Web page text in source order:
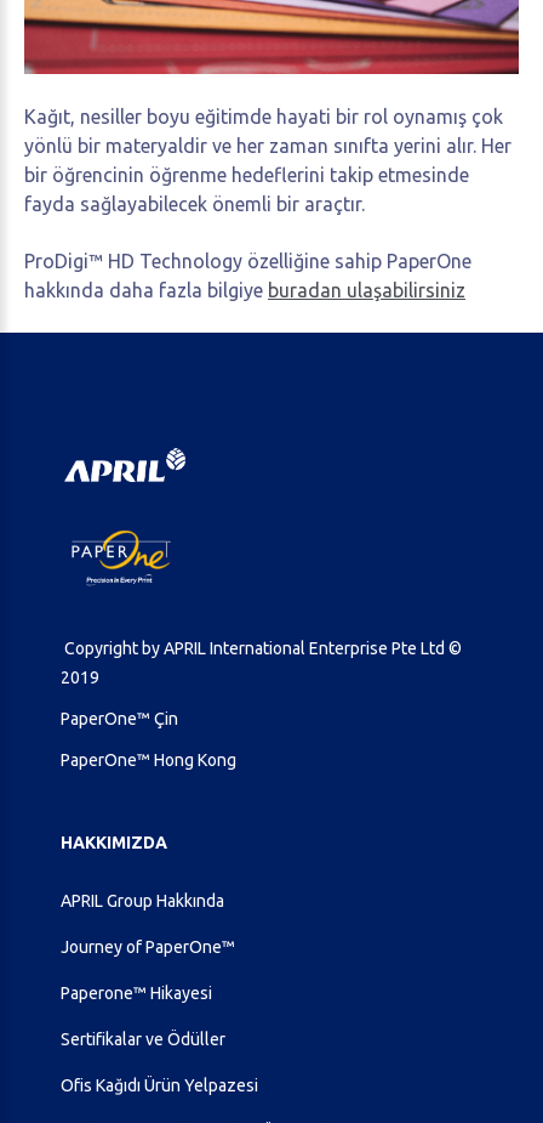
Kağıt, nesiller boyu eğitimde hayati bir rol oynamış çok
yönlü bir materyaldir ve her zaman sınıfta yerini alır. Her
bir öğrencinin öğrenme hedeflerini takip etmesinde
fayda sağlayabilecek önemli bir araçtır.
ProDigi™ HD Technology özelliğine sahip PaperOne
hakkında daha fazla bilgiye buradan ulaşabilirsiniz
Copyright by APRIL International Enterprise Pte Ltd ©
2019
PaperOne™ Çin
PaperOne™ Hong Kong
HAKKIMIZDA
APRIL Group Hakkında
Journey of PaperOne™
Paperone™ Hikayesi
Sertifikalar ve Ödüller
Ofis Kağıdı Ürün Yelpazesi